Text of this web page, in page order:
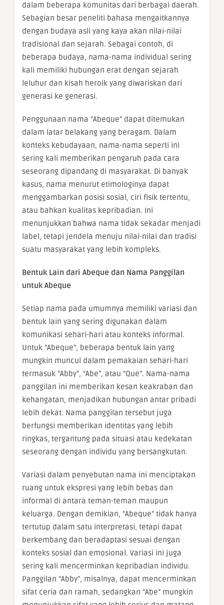
dalam beberapa komunitas dari berbagai daerah.
Sebagian besar peneliti bahasa mengaitkannya
dengan budaya asli yang kaya akan nilai-nilai
tradisional dan sejarah. Sebagai contoh, di
beberapa budaya, nama-nama individual sering
kali memiliki hubungan erat dengan sejarah
leluhur dan kisah heroik yang diwariskan dari
generasi ke generasi.
Penggunaan nama “Abeque” dapat ditemukan
dalam latar belakang yang beragam. Dalam
konteks kebudayaan, nama-nama seperti ini
sering kali memberikan pengaruh pada cara
seseorang dipandang di masyarakat. Di banyak
kasus, nama menurut etimologinya dapat
menggambarkan posisi sosial, ciri fisik tertentu,
atau bahkan kualitas kepribadian. Ini
menunjukkan bahwa nama tidak sekadar menjadi
label, tetapi jendela menuju nilai-nilai dan tradisi
suatu masyarakat yang lebih kompleks.
Bentuk Lain dari Abeque dan Nama Panggilan
untuk Abeque
Setiap nama pada umumnya memiliki variasi dan
bentuk lain yang sering digunakan dalam
komunikasi sehari-hari atau konteks informal.
Untuk “Abeque”, beberapa bentuk lain yang
mungkin muncul dalam pemakaian sehari-hari
termasuk “Abby”, “Abe”, atau “Que”. Nama-nama
panggilan ini memberikan kesan keakraban dan
kehangatan, menjadikan hubungan antar pribadi
lebih dekat. Nama panggilan tersebut juga
berfungsi memberikan identitas yang lebih
ringkas, tergantung pada situasi atau kedekatan
seseorang dengan individu yang bersangkutan.
Variasi dalam penyebutan nama ini menciptakan
ruang untuk ekspresi yang lebih bebas dan
informal di antara teman-teman maupun
keluarga. Dengan demikian, “Abeque” tidak hanya
tertutup dalam satu interpretasi, tetapi dapat
berkembang dan beradaptasi sesuai dengan
konteks sosial dan emosional. Variasi ini juga
sering kali mencerminkan kepribadian individu.
Panggilan “Abby”, misalnya, dapat mencerminkan
sifat ceria dan ramah, sedangkan “Abe” mungkin